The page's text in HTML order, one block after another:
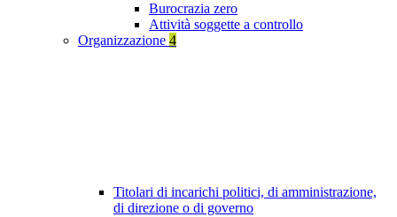
Burocrazia zero
Attività soggette a controllo
Organizzazione 4
Titolari di incarichi politici, di amministrazione,
di direzione o di governo